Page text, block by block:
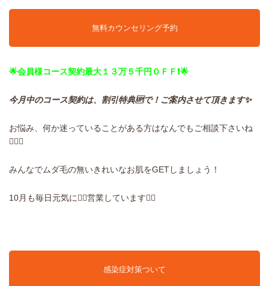
無料カウンセリング予約
🌟会員様コース契約最大１３万５千円ＯＦＦ❗️🌟
今月中のコース契約は、割引特典🆙で！ご案内させて頂きます✨
お悩み、何か迷っていることがある方はなんでもご相談下さいね
🙋🏻‍♀️
みんなでムダ毛の無いきれいなお肌をGETしましょう！
10月も毎日元気に✊🏼営業しています❤️‍🔥
感染症対策ついて